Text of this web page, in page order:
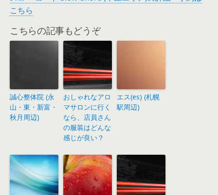
こちら
こちらの記事もどうぞ
誠心整体院 (永
山・東・新富・
秋月周辺)
おしゃれなアロ
マサロンに行く
なら、店員さん
の服装はどんな
感じが良い？
エス(es) (札幌
駅周辺)